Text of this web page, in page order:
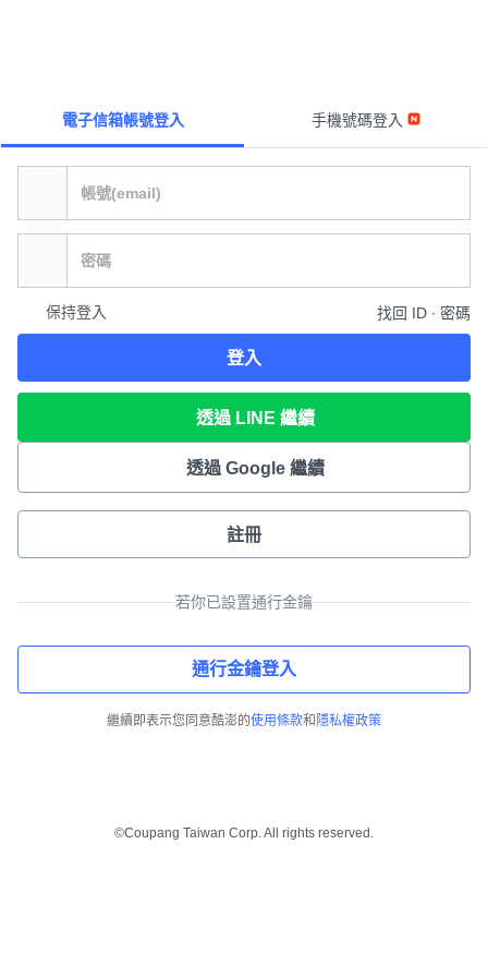
電子信箱帳號登入 手機號碼登入
保持登入 找回 ID ∙ 密碼
登入
透過 LINE 繼續
透過 Google 繼續
註冊
若你已設置通行金鑰
通行金鑰登入
繼續即表示您同意酷澎的使用條款和 隱私權政策
©Coupang Taiwan Corp. All rights reserved.